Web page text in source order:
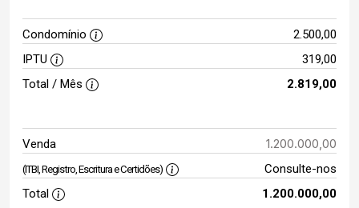
Condomínio
2.500,00
IPTU
319,00
Total / Mês
2.819,00
Venda 1.200.000,00
(ITBI, Registro, Escritura e Certidões)
Consulte-nos
Total
1.200.000,00